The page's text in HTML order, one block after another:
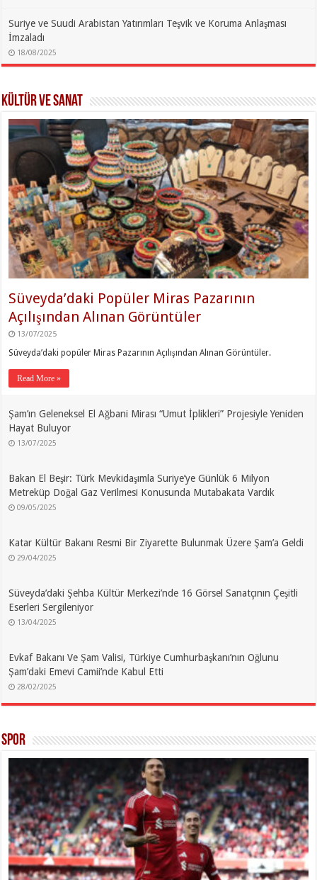
Suriye ve Suudi Arabistan Yatırımları Teşvik ve Koruma Anlaşması
İmzaladı
18/08/2025
Kültür ve Sanat
Süveyda’daki Popüler Miras Pazarının
Açılışından Alınan Görüntüler
13/07/2025
Süveyda’daki popüler Miras Pazarının Açılışından Alınan Görüntüler.
Read More »
Şam’ın Geleneksel El Ağbani Mirası “Umut İplikleri” Projesiyle Yeniden
Hayat Buluyor
13/07/2025
Bakan El Beşir: Türk Mevkidaşımla Suriye’ye Günlük 6 Milyon
Metreküp Doğal Gaz Verilmesi Konusunda Mutabakata Vardık
09/05/2025
Katar Kültür Bakanı Resmi Bir Ziyarette Bulunmak Üzere Şam’a Geldi
29/04/2025
Süveyda’daki Şehba Kültür Merkezi’nde 16 Görsel Sanatçının Çeşitli
Eserleri Sergileniyor
13/04/2025
Evkaf Bakanı Ve Şam Valisi, Türkiye Cumhurbaşkanı’nın Oğlunu
Şam’daki Emevi Camii’nde Kabul Etti
28/02/2025
spor